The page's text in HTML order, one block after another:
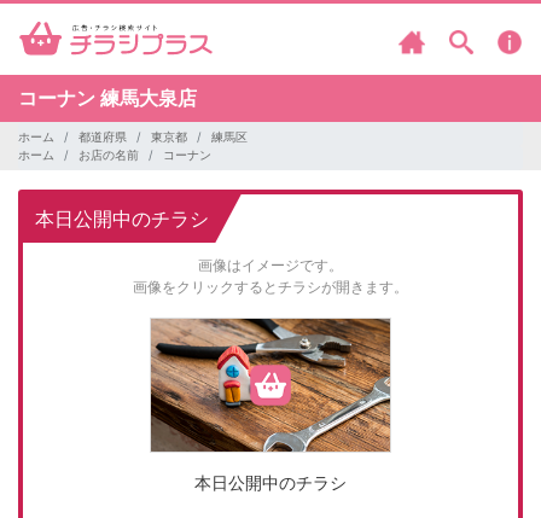
コーナン 練馬大泉店
ホーム 都道府県 東京都
練馬区
ホーム
お店の名前 コーナン
本日公開中のチラシ
画像はイメージです。
画像をクリックするとチラシが開きます。
本日公開中のチラシ